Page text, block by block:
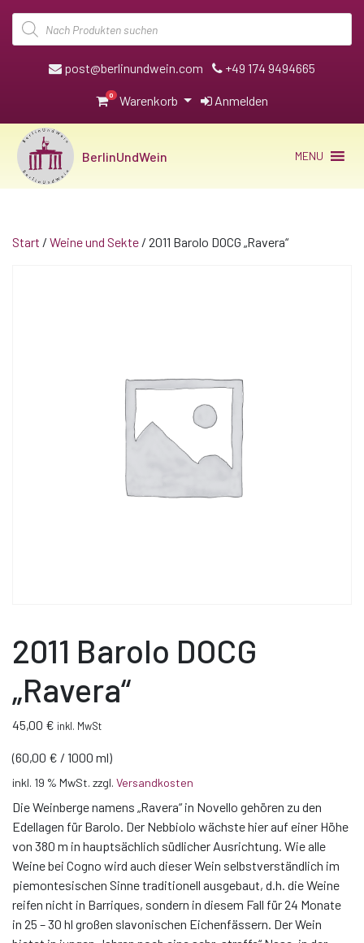
Products
search
post@berlinundwein.com +49 174 9494665
0 Warenkorb Anmelden
BerlinUndWein MENU
Start / Weine und Sekte / 2011 Barolo DOCG „Ravera“
2011 Barolo DOCG
„Ravera“
45,00 € inkl. MwSt
(60,00 € / 1000 ml)
inkl. 19 % MwSt. zzgl. Versandkosten
Die Weinberge namens „Ravera“ in Novello gehören zu den
Edellagen für Barolo. Der Nebbiolo wächste hier auf einer Höhe
von 380 m in hauptsächlich südlicher Ausrichtung. Wie alle
Weine bei Cogno wird auch dieser Wein selbstverständlich im
piemontesischen Sinne traditionell ausgebaut, d.h. die Weine
reifen nicht in Barriques, sondern in diesem Fall für 24 Monate
in 25 – 30 hl großen slavonischen Eichenfässern. Der Wein